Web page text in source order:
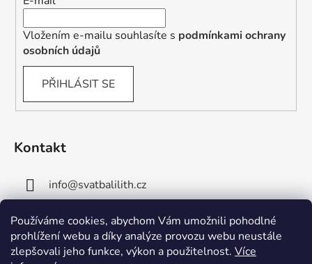
Používáme cookies, abychom Vám umožnili pohodlné
prohlížení webu a díky analýze provozu webu neustále
zlepšovali jeho funkce, výkon a použitelnost. Více
Vložením e-mailu souhlasíte s podmínkami ochrany
osobních údajů
PŘIHLÁSIT SE
Kontakt
info@svatbalilith.cz
+420 778 745 219
+420 778 770 784